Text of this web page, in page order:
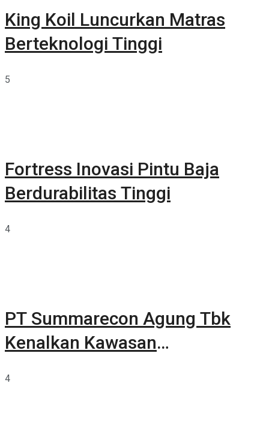
King Koil Luncurkan Matras
Berteknologi Tinggi
5
Fortress Inovasi Pintu Baja
Berdurabilitas Tinggi
4
PT Summarecon Agung Tbk
Kenalkan Kawasan
4